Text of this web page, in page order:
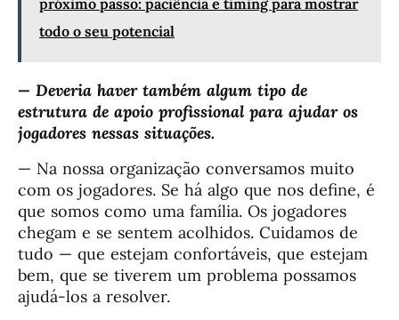
todo o seu potencial
— Deveria haver também algum tipo de
estrutura de apoio profissional para ajudar os
jogadores nessas situações.
— Na nossa organização conversamos muito
com os jogadores. Se há algo que nos define, é
que somos como uma família. Os jogadores
chegam e se sentem acolhidos. Cuidamos de
tudo — que estejam confortáveis, que estejam
bem, que se tiverem um problema possamos
ajudá-los a resolver.